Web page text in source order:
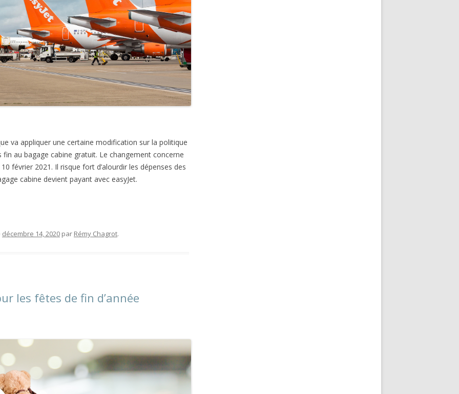
va appliquer une certaine modification sur la politique
au bagage cabine gratuit. Le changement concerne
février 2021. Il risque fort d’alourdir les dépenses des
cabine devient payant avec easyJet.
décembre 14, 2020 par Rémy Chagrot.
les fêtes de fin d’année